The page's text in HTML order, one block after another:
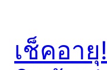
เช็คอา